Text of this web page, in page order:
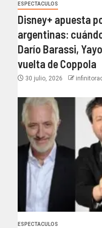
ESPECTACULOS
Disney+ apuesta
argentinas:
Darío Barassi,
vuelta de Coppola
30 julio, 2026
ESPECTACULOS